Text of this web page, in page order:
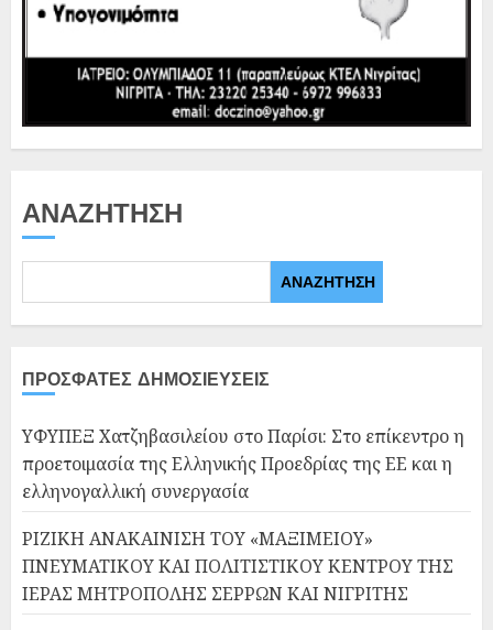
ΑΝΑΖΉΤΗΣΗ
ΑΝΑΖΉΤΗΣΗ
ΠΡΌΣΦΑΤΕΣ ΔΗΜΟΣΙΕΎΣΕΙΣ
ΥΦΥΠΕΞ Χατζηβασιλείου στο Παρίσι: Στο επίκεντρο η
προετοιμασία της Ελληνικής Προεδρίας της ΕΕ και η
ελληνογαλλική συνεργασία
ΡΙΖΙΚΗ ΑΝΑΚΑΙΝΙΣΗ ΤΟΥ «ΜΑΞΙΜΕΙΟΥ»
ΠΝΕΥΜΑΤΙΚΟΥ ΚΑΙ ΠΟΛΙΤΙΣΤΙΚΟΥ ΚΕΝΤΡΟΥ ΤΗΣ
ΙΕΡΑΣ ΜΗΤΡΟΠΟΛΗΣ ΣΕΡΡΩΝ ΚΑΙ ΝΙΓΡΙΤΗΣ